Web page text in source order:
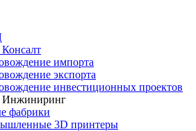
импорта
экспорта
инвестиционных проектов
Инжиниринг
фабрики
3D принтеры